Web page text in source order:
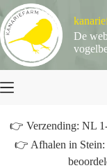
naar
de
inhoud
De
👉 Verzending: NL
👉 Afhalen in